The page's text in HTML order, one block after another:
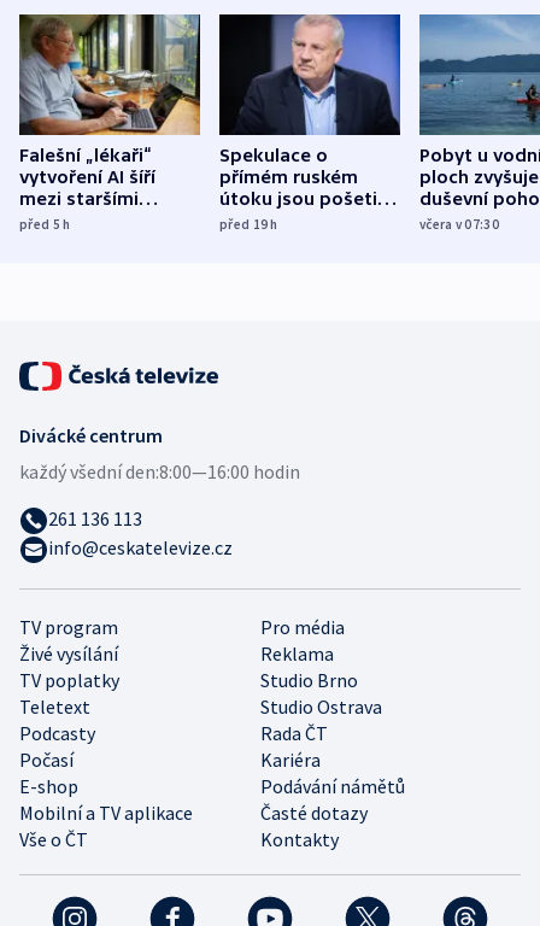
Falešní „lékaři“
vytvoření AI šíří
mezi staršími
Poláky nebezpečné
před 5h
Spekulace o
přímém ruském
útoku jsou pošetilé,
míní estonský
před 19h
Pobyt u
ploch zvyšuje
duševní
ukázala
včera v 07:30
TV program
Pro média
Živé vysílání
Reklama
TV poplatky
Studio Brno
Teletext
Studio Ostrava
Podcasty
Rada ČT
Počasí
Kariéra
E-shop
Podávání námětů
Mobilní a TV aplikace
Časté dotazy
Vše o ČT
Kontakty
Divácké centrum
každý všední den:8:00—16:00 hodin
261 136 113
info@ceskatelevize.cz